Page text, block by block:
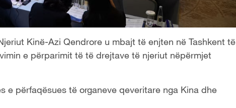
Kinë-Azi Qendrore u mbajt të enjten në Tashkent të
e përparimit të të drejtave të njeriut nëpërmjet
e përfaqësues të organeve qeveritare nga Kina dhe